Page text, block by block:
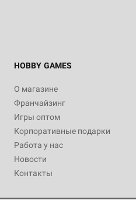
HOBBY GAMES
О магазине
Франчайзинг
Игры оптом
Корпоративные подарки
Работа у нас
Новости
Контакты